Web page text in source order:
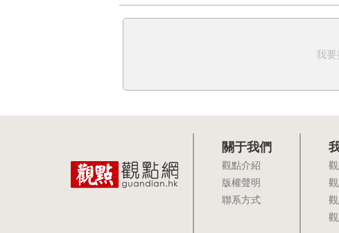
我要
關于我們
觀點介紹
版權聲明
聯系方式